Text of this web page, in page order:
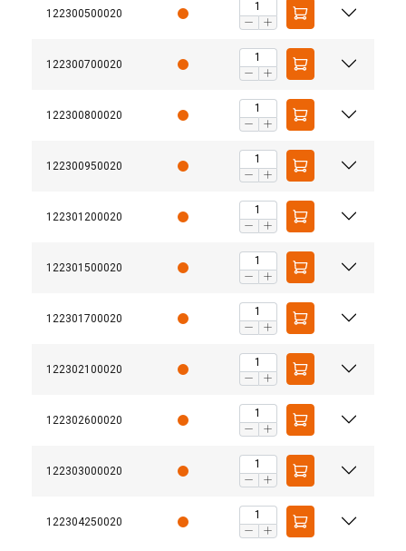
122300500020
122300700020
122300800020
122300950020
122301200020
122301500020
122301700020
122302100020
122302600020
122303000020
122304250020
Vartotojo vadovas
Nemag - Quick guide - Quick release link.pdf